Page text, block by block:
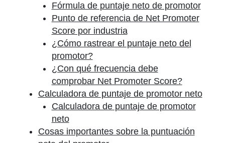
Fórmula de puntaje neto de promotor
Punto de referencia de Net Promoter
Score por industria
¿Cómo rastrear el puntaje neto del
promotor?
¿Con qué frecuencia debe
comprobar Net Promoter Score?
Calculadora de puntaje de promotor neto
Calculadora de puntaje de promotor
neto
Cosas importantes sobre la puntuación